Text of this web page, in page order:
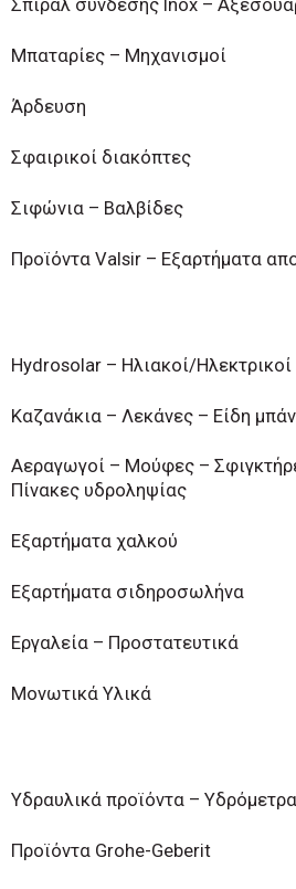
Σπιραλ σύνδεσης Inox –
Μπαταρίες – Μηχανισμοί
Άρδευση
Σφαιρικοί διακόπτες
Σιφώνια – Βαλβίδες
Προϊόντα Valsir – Εξαρτήματα
Hydrosolar – Ηλιακοί/
Καζανάκια – Λεκάνες – Είδη
Αεραγωγοί – Μούφες –
Πίνακες υδροληψίας
Εξαρτήματα χαλκού
Εξαρτήματα σιδηροσωλήνα
Εργαλεία – Προστατευτικά
Μονωτικά Υλικά
Υδραυλικά προϊόντα – Υδρόμετρα
Προϊόντα Grohe-Geberit